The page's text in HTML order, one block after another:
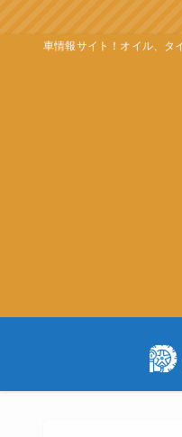
車情報サイト！オイル、タ